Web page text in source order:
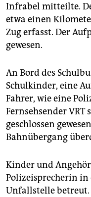
Infrabel mitteilte.
etwa einen
Zug erfasst. Der
gewesen.
An Bord des
Schulkinder, eine
Fahrer, wie eine
Fernsehsender VRT
geschlossen
Bahnübergang
Kinder und
Polizeisprecherin in
Unfallstelle betreut.